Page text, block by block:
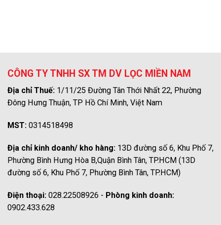
CÔNG TY TNHH SX TM DV LỌC MIỀN NAM
Địa chỉ Thuế: 1/11/25 Đường Tân Thới Nhất 22, Phường
Đông Hưng Thuận, TP Hồ Chí Minh, Việt Nam
MST: 0314518498
Địa chỉ kinh doanh/ kho hàng: 13D đường số 6, Khu Phố 7,
Phường Bình Hưng Hòa B,Quận Bình Tân, TP.HCM (13D
đường số 6, Khu Phố 7, Phường Bình Tân, TP.HCM)
Điện thoại: 028.22508926 - Phòng kinh doanh:
0902.433.628